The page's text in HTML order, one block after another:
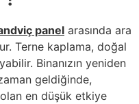
panel arasında ara
Terne kaplama, doğal
Binanızın yeniden
geldiğinde,
en düşük etkiye